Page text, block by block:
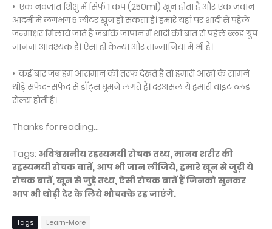
• एक नवजात शिशु में सिर्फ 1 कप (250ml) खून होता है और एक जवान
आदमी में लगभग 5 लीटर खून हो सकता है। हमारे यहां पर शादी से पहेले
जन्माक्षर मिलाये जाते है जबकि जापान में शादी की बात से पहेले ब्लड ग्रुप
जानना आवश्यक है। ऐसा ही केन्या और तान्जानिया में भी है।
• कई बार जब हम आसमान की तरफ देखते है तो हमारी आंखो के सामने
थोड़े सफेद-सफेद से डाॅट्स घूमने लगते है। दरअसल ये हमारी वाइट ब्लड
सेल्स होती है।
Thanks for reading...
Tags: अविश्वसनीय रहस्यमयी रोचक तथ्य, मानव शरीर की
रहस्यमयी रोचक बातें, आप भी जान लीजिये, हमारे खून से जुड़ी ये
रोचक बातें, खून से जुड़े तथ्य, ऐसी रोचक बातें हैं जिनको सुनकर
आप भी थोड़ी देर के लिये भौचक्के रह जाएंगे.
Tags Learn-More